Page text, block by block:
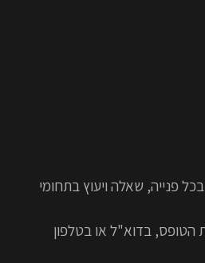
פנייה, שאלה ויעוץ בתחומי
הטופס, בדוא"ל או בטלפון